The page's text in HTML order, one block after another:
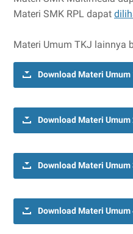
Materi SMK RPL dapat
Materi Umum TKJ lainnya
Download Materi Umum
Download Materi Umum
Download Materi Umum
Download Materi Umum